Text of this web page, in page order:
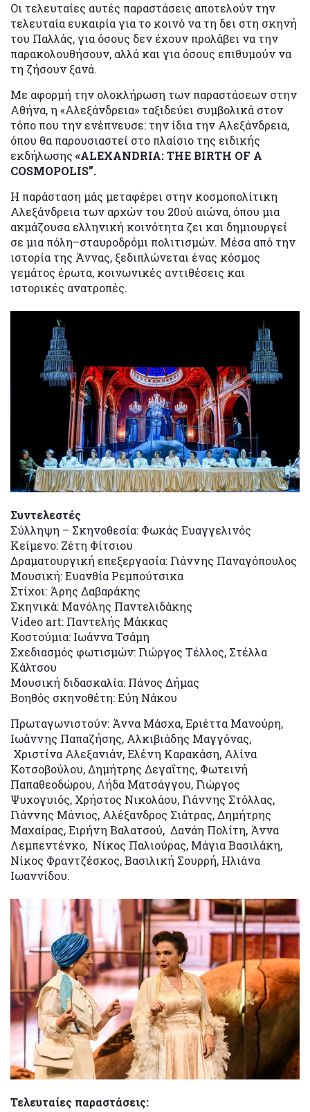
Οι τελευταίες αυτές παραστάσεις αποτελούν την
τελευταία ευκαιρία για το κοινό να τη δει στη σκηνή
του Παλλάς, για όσους δεν έχουν προλάβει να την
παρακολουθήσουν, αλλά και για όσους επιθυμούν να
τη ζήσουν ξανά.
Με αφορμή την ολοκλήρωση των παραστάσεων στην
Αθήνα, η «Αλεξάνδρεια» ταξιδεύει συμβολικά στον
τόπο που την ενέπνευσε: την ίδια την Αλεξάνδρεια,
όπου θα παρουσιαστεί στο πλαίσιο της ειδικής
εκδήλωσης «ALEXANDRIA: THE BIRTH OF A
COSMOPOLIS”.
Η παράσταση μάς μεταφέρει στην κοσμοπολίτικη
Αλεξάνδρεια των αρχών του 20ού αιώνα, όπου μια
ακμάζουσα ελληνική κοινότητα ζει και δημιουργεί
σε μια πόλη–σταυροδρόμι πολιτισμών. Μέσα από την
ιστορία της Άννας, ξεδιπλώνεται ένας κόσμος
γεμάτος έρωτα, κοινωνικές αντιθέσεις και
ιστορικές ανατροπές.
Συντελεστές
Σύλληψη – Σκηνοθεσία: Φωκάς Ευαγγελινός
Κείμενο: Ζέτη Φίτσιου
Δραματουργική επεξεργασία: Γιάννης Παναγόπουλος
Μουσική: Ευανθία Ρεμπούτσικα
Στίχοι: Άρης Δαβαράκης
Σκηνικά: Μανόλης Παντελιδάκης
Video art: Παντελής Μάκκας
Κοστούμια: Ιωάννα Τσάμη
Σχεδιασμός φωτισμών: Γιώργος Τέλλος, Στέλλα
Κάλτσου
Μουσική διδασκαλία: Πάνος Δήμας
Βοηθός σκηνοθέτη: Εύη Νάκου
Πρωταγωνιστούν: Άννα Μάσχα, Εριέττα Μανούρη,
Ιωάννης Παπαζήσης, Αλκιβιάδης Μαγγόνας,
Χριστίνα Αλεξανιάν, Ελένη Καρακάση, Αλίνα
Κοτσοβούλου, Δημήτρης Δεγαΐτης, Φωτεινή
Παπαθεοδώρου, Λήδα Ματσάγγου, Γιώργος
Ψυχογυιός, Χρήστος Νικολάου, Γιάννης Στόλλας,
Γιάννης Μάνιος, Αλέξανδρος Σιάτρας, Δημήτρης
Μαχαίρας, Ειρήνη Βαλατσού, Δανάη Πολίτη, Άννα
Λεμπεντένκο, Νίκος Παλιούρας, Μάγια Βασιλάκη,
Νίκος Φραντζέσκος, Βασιλική Σουρρή, Ηλιάνα
Ιωαννίδου.
Τελευταίες παραστάσεις: